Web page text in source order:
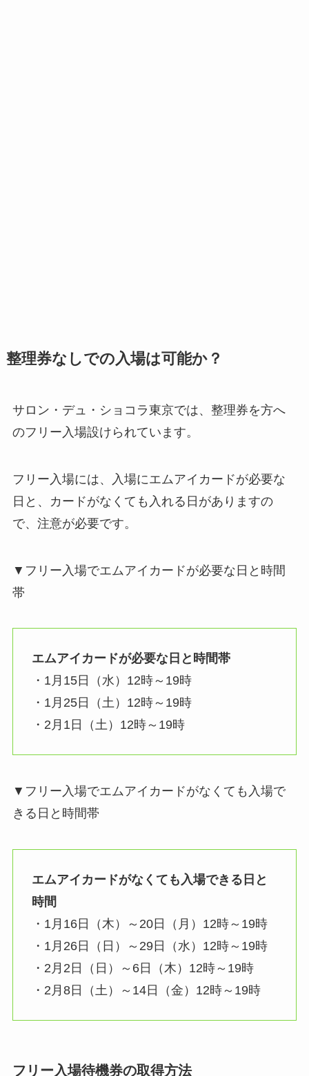
整理券なしでの入場は可能か？
サロン・デュ・ショコラ東京では、整理券を方へ
のフリー入場設けられています。
フリー入場には、入場にエムアイカードが必要な
日と、カードがなくても入れる日がありますの
で、注意が必要です。
▼フリー入場でエムアイカードが必要な日と時間
帯
エムアイカードが必要な日と時間帯
・1月15日（水）12時～19時
・1月25日（土）12時～19時
・2月1日（土）12時～19時
▼フリー入場でエムアイカードがなくても入場で
きる日と時間帯
エムアイカードがなくても入場できる日と
時間
・1月16日（木）～20日（月）12時～19時
・1月26日（日）～29日（水）12時～19時
・2月2日（日）～6日（木）12時～19時
・2月8日（土）～14日（金）12時～19時
フリー入場待機券の取得方法